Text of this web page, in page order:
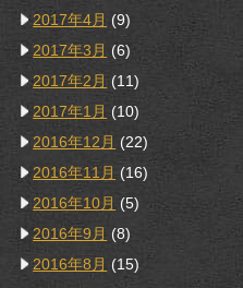
2017年4月 (9)
2017年3月 (6)
2017年2月 (11)
2017年1月 (10)
2016年12月 (22)
2016年11月 (16)
2016年10月 (5)
2016年9月 (8)
2016年8月 (15)